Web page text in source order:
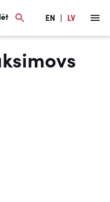
EN LV